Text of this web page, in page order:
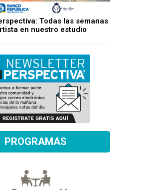
Todas las semanas
en nuestro estudio
PROGRAMAS